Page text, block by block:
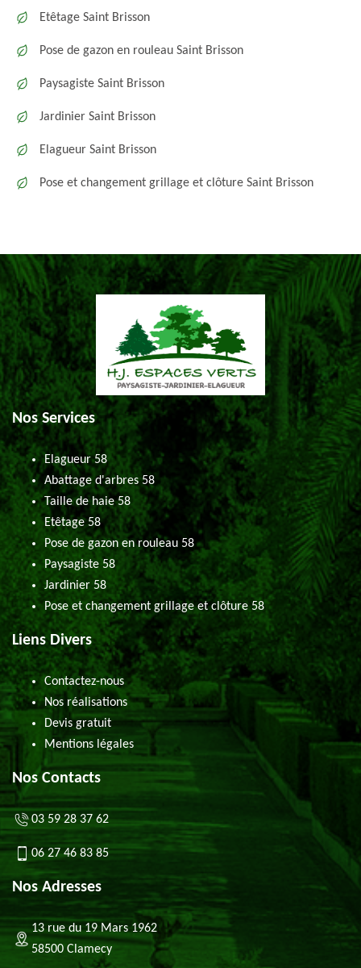
Etêtage Saint Brisson
Pose de gazon en rouleau Saint Brisson
Paysagiste Saint Brisson
Jardinier Saint Brisson
Elagueur Saint Brisson
Pose et changement grillage et clôture Saint Brisson
Nos Services
Elagueur 58
Abattage d'arbres 58
Taille de haie 58
Etêtage 58
Pose de gazon en rouleau 58
Paysagiste 58
Jardinier 58
Pose et changement grillage et clôture 58
Liens Divers
Contactez-nous
Nos réalisations
Devis gratuit
Mentions légales
Nos Contacts
03 59 28 37 62
06 27 46 83 85
Nos Adresses
13 rue du 19 Mars 1962
58500 Clamecy